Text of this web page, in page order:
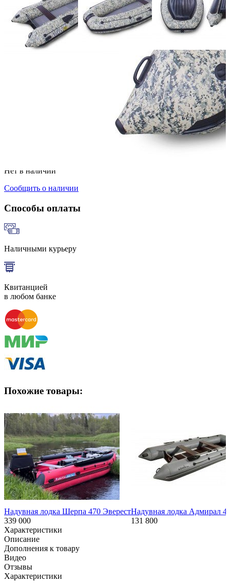
60
1000
58
нднд (надувн. низкого давл.)
Плотность материала (г/кв.м):
Нет в наличии
Сообщить о наличии
Способы оплаты
Наличными курьеру
Квитанцией
в любом банке
Похожие товары:
Надувная лодка Шерпа 470 Эверест
339 000
Надувная лодка Адмирал
131 800
Характеристики
Описание
Дополнения к товару
Видео
Отзывы
Характеристики